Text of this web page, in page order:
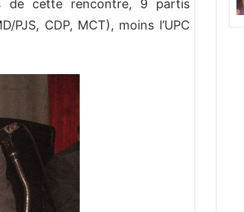
de cette rencontre, 9 partis
PJS, CDP, MCT), moins l’UPC